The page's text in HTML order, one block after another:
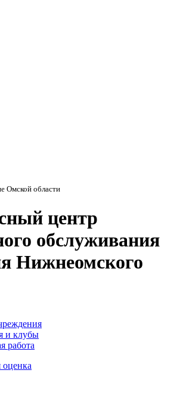
Омской области
центр
обслуживания
Нижнеомского
и клубы
работа
оценка